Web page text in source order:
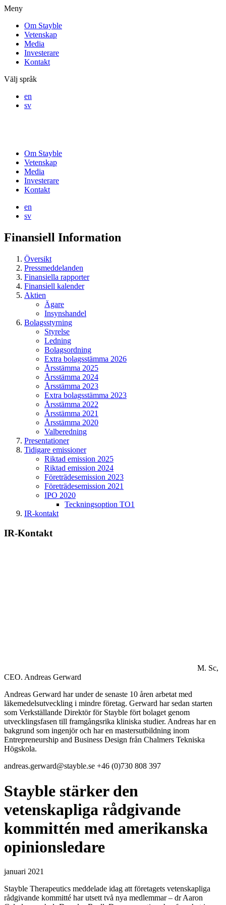
Meny
Om Stayble
Vetenskap
Media
Investerare
Kontakt
Välj språk
en
sv
Om Stayble
Vetenskap
Media
Investerare
Kontakt
en
sv
Finansiell Information
Översikt
Pressmeddelanden
Finansiella rapporter
Finansiell kalender
Aktien
Ägare
Insynshandel
Bolagsstyrning
Styrelse
Ledning
Bolagsordning
Extra bolagsstämma 2026
Årsstämma 2025
Årsstämma 2024
Årsstämma 2023
Extra bolagsstämma 2023
Årsstämma 2022
Årsstämma 2021
Årsstämma 2020
Valberedning
Presentationer
Tidigare emissioner
Riktad emission 2025
Riktad emission 2024
Företrädesemission 2023
Företrädesemission 2021
IPO 2020
Teckningsoption TO1
IR-kontakt
IR-Kontakt
M. Sc,
CEO. Andreas Gerward
Andreas Gerward har under de senaste 10 åren arbetat med
läkemedelsutveckling i mindre företag. Gerward har sedan starten
som Verkställande Direktör för Stayble fört bolaget genom
utvecklingsfasen till framgångsrika kliniska studier. Andreas har en
bakgrund som ingenjör och har en mastersutbildning inom
Entrepreneurship and Business Design från Chalmers Tekniska
Högskola.
andreas.gerward@stayble.se +46 (0)730 808 397
Stayble stärker den
vetenskapliga rådgivande
kommittén med amerikanska
opinionsledare
januari 2021
Stayble Therapeutics meddelade idag att företagets vetenskapliga
rådgivande kommitté har utsett två nya medlemmar – dr Aaron